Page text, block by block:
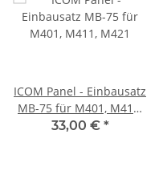
ICOM Panel - Einbausatz
MB-75 für M401, M411,
M421
33,00 € *